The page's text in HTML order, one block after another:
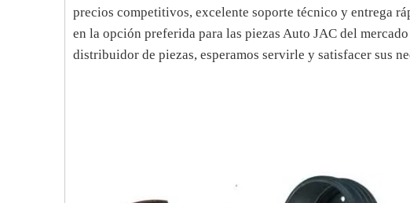
precios competitivos, excelente soporte técnico y entrega
en la opción preferida para las piezas Auto JAC del
distribuidor de piezas, esperamos servirle y satisfacer sus